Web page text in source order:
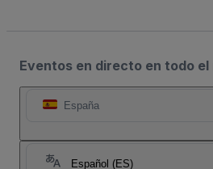
Eventos en directo en todo el
España
Español (ES)